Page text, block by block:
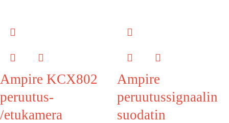
Ampire KCX802
peruutus-
/etukamera
Ampire
peruutussignaalin
suodatin